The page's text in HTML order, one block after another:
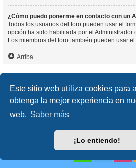
Este sitio web utiliza cookies para
obtenga la mejor experiencia en
web. Saber más
¡Lo entiendo!
¿Cómo puedo ponerme en contacto con un
Todos los usuarios del foro pueden usar el
opción ha sido habilitada por el Administrador
Los miembros del foro también pueden usar el
Arriba
Borrar cookies
Desarrollado por
® Forum Software © phpBB
Traducción al español porphpBB España
Condiciones